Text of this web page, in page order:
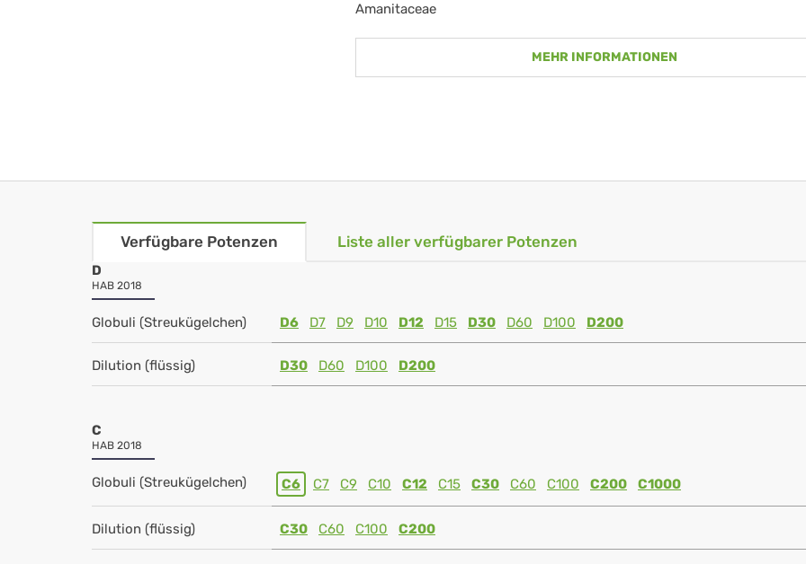
Amanitaceae
MEHR INFORMATIONEN
Verfügbare Potenzen Liste aller verfügbarer Potenzen
D
HAB 2018
Globuli (Streukügelchen) D6 D7 D9 D10 D12 D15 D30 D60 D100 D200
Dilution (flüssig) D30 D60 D100 D200
C
HAB 2018
Globuli (Streukügelchen) C6 C7 C9 C10 C12 C15 C30 C60 C100 C200 C1000
Dilution (flüssig) C30 C60 C100 C200